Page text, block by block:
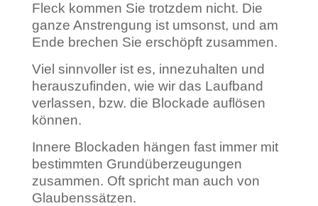
Fleck kommen Sie trotzdem nicht. Die
ganze Anstrengung ist umsonst, und am
Ende brechen Sie erschöpft zusammen.
Viel sinnvoller ist es, innezuhalten und
herauszufinden, wie wir das Laufband
verlassen, bzw. die Blockade auflösen
können.
Innere Blockaden hängen fast immer mit
bestimmten Grundüberzeugungen
zusammen. Oft spricht man auch von
Glaubenssätzen.